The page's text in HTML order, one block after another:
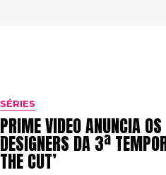
SÉRIES
PRIME VIDEO ANUNCIA OS
DESIGNERS DA 3ª
THE CUT’